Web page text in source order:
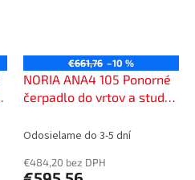
€661,76 –10 %
NORIA ANA4 105 Ponorné
čerpadlo do vrtov a studní,
káblom, 401340
Odosielame do 3-5 dní
€484,20 bez DPH